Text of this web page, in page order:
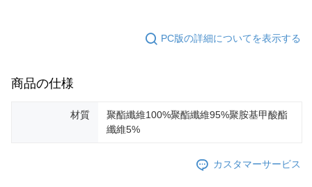
PC版の詳細についてを表示する
商品の仕様
材質
聚酯纖維100%聚酯纖維95%聚胺基甲酸酯
纖維5%
カスタマーサービス